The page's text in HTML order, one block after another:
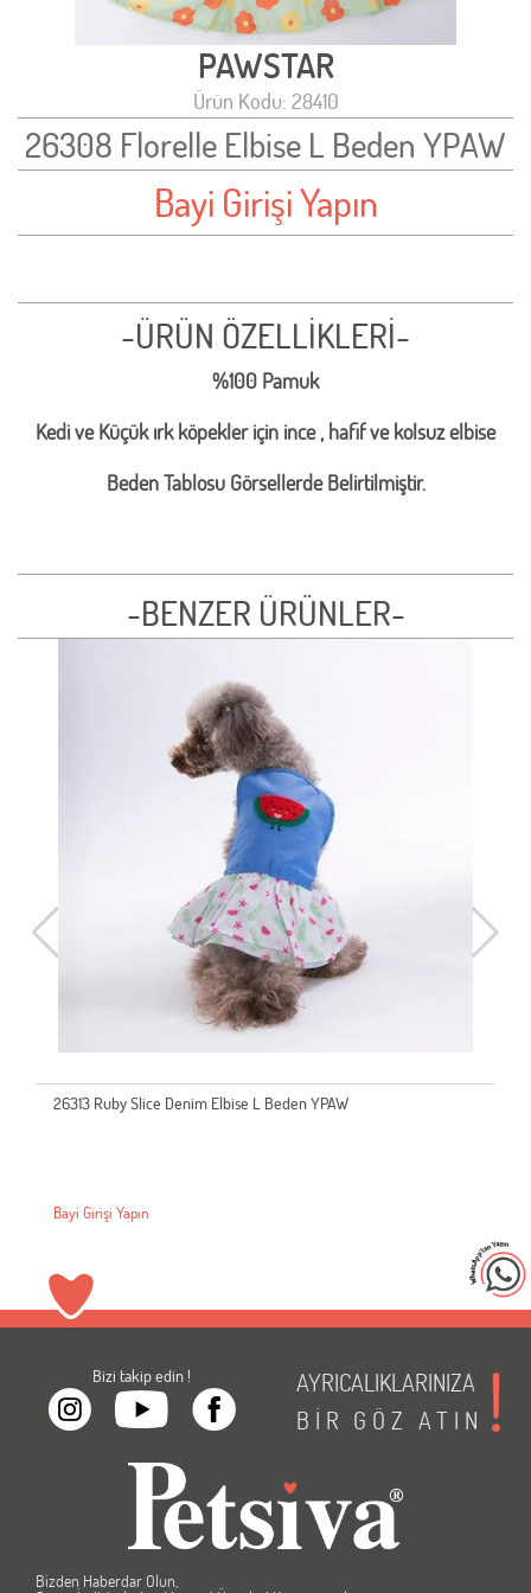
PAWSTAR
Ürün Kodu: 28410
26308 Florelle Elbise L Beden YPAW
Bayi Girişi Yapın
-ÜRÜN ÖZELLİKLERİ-
%100 Pamuk
Kedi ve Küçük ırk köpekler için ince , hafif ve kolsuz elbise
Beden Tablosu Görsellerde Belirtilmiştir.
-BENZER ÜRÜNLER-
26313 Ruby Slice Denim Elbise L Beden YPAW
Bayi Girişi Yapın
Bizi takip edin !
AYRICALIKLARINIZA
BİR GÖZ ATIN
Bizden Haberdar Olun,